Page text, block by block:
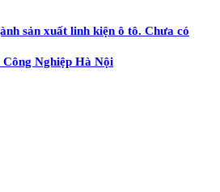
sản xuất linh kiện ô tô. Chưa có
Nghiệp Hà Nội